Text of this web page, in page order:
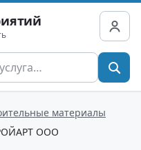
материалы
ООО